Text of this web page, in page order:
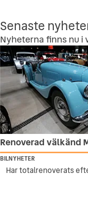
Senaste
Nyheterna finns nu i
Renoverad välkänd
BILNYHETER